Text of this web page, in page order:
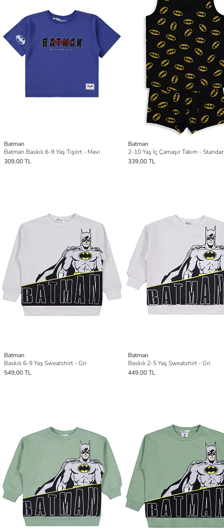
Batman
Batman Baskılı 6-9 Yaş Tişört - Mavi
309,00 TL
Batman
2-10 Yaş İç Çamaşır Takım -
339,00 TL
Batman
Baskılı 6-9 Yaş Sweatshirt - Gri
549,00 TL
Batman
Baskılı 2-5 Yaş Sweatshirt - Gri
449,00 TL